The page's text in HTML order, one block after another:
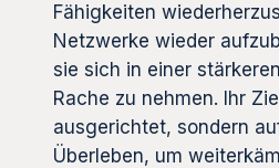
Fähigkeiten
Netzwerke wieder
sie sich in einer
Rache zu nehmen. Ihr
ausgerichtet, sondern
Überleben, um